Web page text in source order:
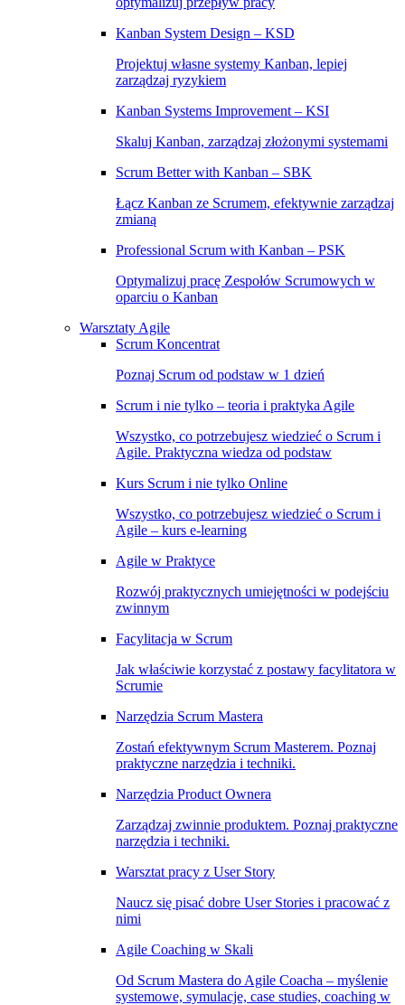
Kanban System Design – KSD
Projektuj własne systemy Kanban, lepiej
zarządzaj ryzykiem
Kanban Systems Improvement – KSI
Skaluj Kanban, zarządzaj złożonymi systemami
Scrum Better with Kanban – SBK
Łącz Kanban ze Scrumem, efektywnie zarządzaj
zmianą
Professional Scrum with Kanban – PSK
Optymalizuj pracę Zespołów Scrumowych w
oparciu o Kanban
Warsztaty Agile
Scrum Koncentrat
Poznaj Scrum od podstaw w 1 dzień
Scrum i nie tylko – teoria i praktyka Agile
Wszystko, co potrzebujesz wiedzieć o Scrum i
Agile. Praktyczna wiedza od podstaw
Kurs Scrum i nie tylko Online
Wszystko, co potrzebujesz wiedzieć o Scrum i
Agile – kurs e-learning
Agile w Praktyce
Rozwój praktycznych umiejętności w podejściu
zwinnym
Facylitacja w Scrum
Jak właściwie korzystać z postawy facylitatora w
Scrumie
Narzędzia Scrum Mastera
Zostań efektywnym Scrum Masterem. Poznaj
praktyczne narzędzia i techniki.
Narzędzia Product Ownera
Zarządzaj zwinnie produktem. Poznaj praktyczne
narzędzia i techniki.
Warsztat pracy z User Story
Naucz się pisać dobre User Stories i pracować z
nimi
Agile Coaching w Skali
Od Scrum Mastera do Agile Coacha – myślenie
systemowe, symulacje, case studies, coaching w